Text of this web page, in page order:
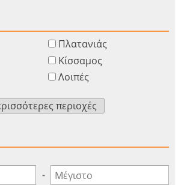
Πλατανιάς
Κίσσαμος
Λοιπές
περιοχές
-